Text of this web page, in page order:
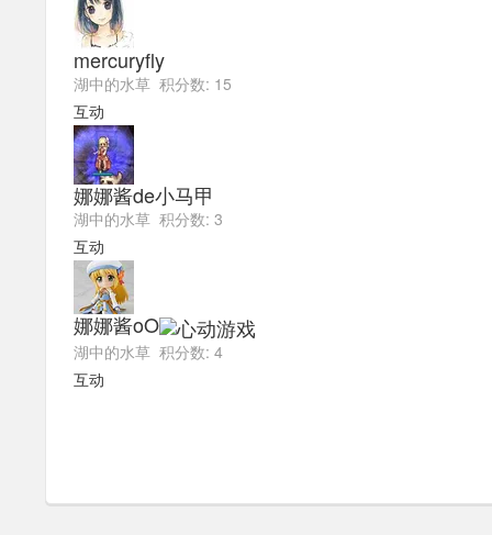
mercuryfly
湖中的水草 积分数: 15
互动
娜娜酱de小马甲
湖中的水草 积分数: 3
互动
娜娜酱oO
湖中的水草 积分数: 4
互动